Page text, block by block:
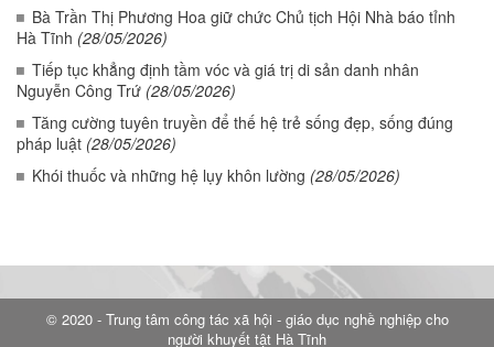
Bà Trần Thị Phương Hoa giữ chức Chủ tịch Hội Nhà báo tỉnh
Hà Tĩnh (28/05/2026)
Tiếp tục khẳng định tầm vóc và giá trị di sản danh nhân
Nguyễn Công Trứ (28/05/2026)
Tăng cường tuyên truyền để thế hệ trẻ sống đẹp, sống đúng
pháp luật (28/05/2026)
Khói thuốc và những hệ lụy khôn lường (28/05/2026)
© 2020 - Trung tâm công tác xã hội - giáo dục nghề nghiệp cho
người khuyết tật Hà Tĩnh